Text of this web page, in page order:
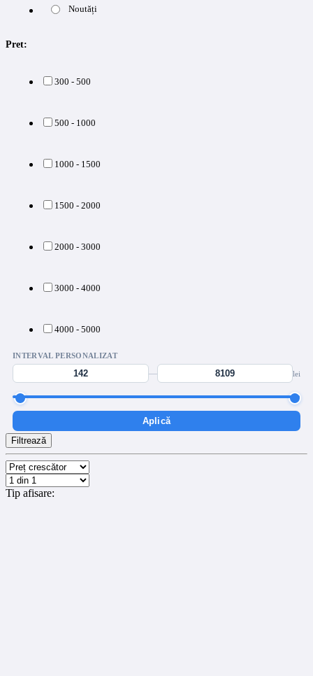
Noutăți
Pret:
300 - 500
500 - 1000
1000 - 1500
1500 - 2000
2000 - 3000
3000 - 4000
4000 - 5000
INTERVAL PERSONALIZAT
— lei
Aplică
Filtrează
Tip afisare: